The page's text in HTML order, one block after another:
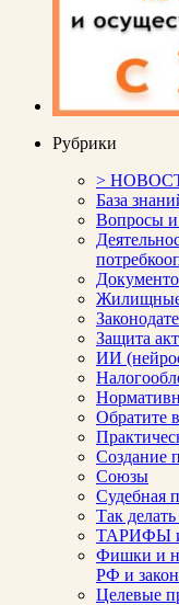
Рубрики
>
База
Вопросы и
Защита
ИИ
Обратите
Создание
Союзы
Судебная
Так
ТАРИФЫ
Фишки и
РФ и
Целевые